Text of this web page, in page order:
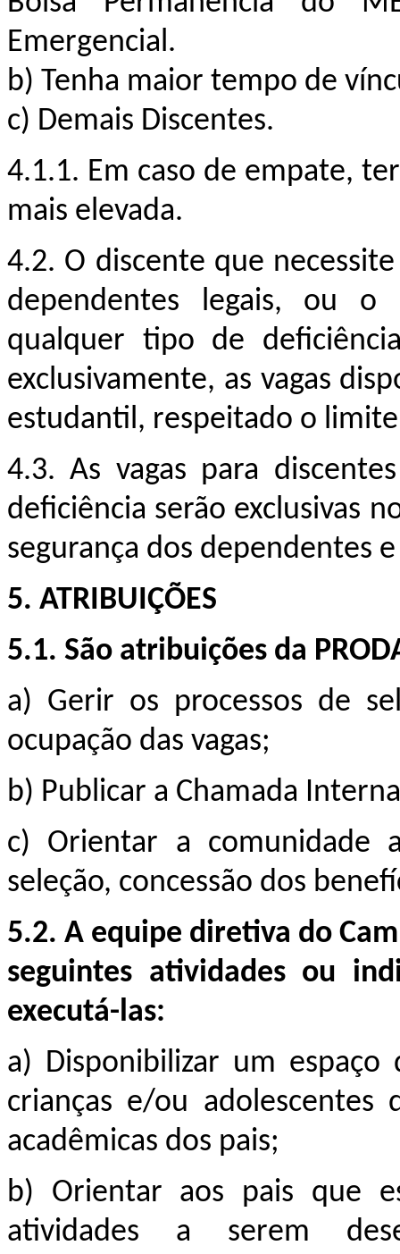
Emergencial.
b) Tenha maior tempo de
c) Demais Discentes.
4.1.1. Em caso de empate,
mais elevada.
4.2. O discente que
dependentes legais, ou o
qualquer tipo de
exclusivamente, as vagas
estudantil, respeitado o
4.3. As vagas para
deficiência serão exclusivas
segurança dos dependentes
5. ATRIBUIÇÕES
5.1. São atribuições da
a) Gerir os processos de
ocupação das vagas;
b) Publicar a Chamada
c) Orientar a comunidade
seleção, concessão dos
5.2. A equipe diretiva do
seguintes atividades ou
executá-las:
a) Disponibilizar um
crianças e/ou
acadêmicas dos pais;
b) Orientar aos pais que
atividades a serem